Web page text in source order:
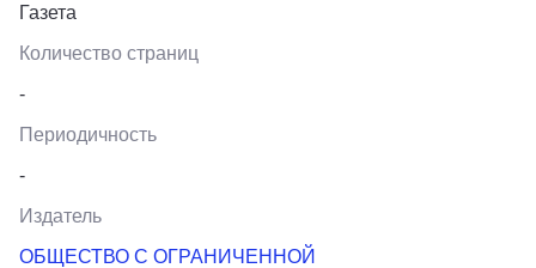
Газета
Количество страниц
-
Периодичность
-
Издатель
ОБЩЕСТВО С ОГРАНИЧЕННОЙ